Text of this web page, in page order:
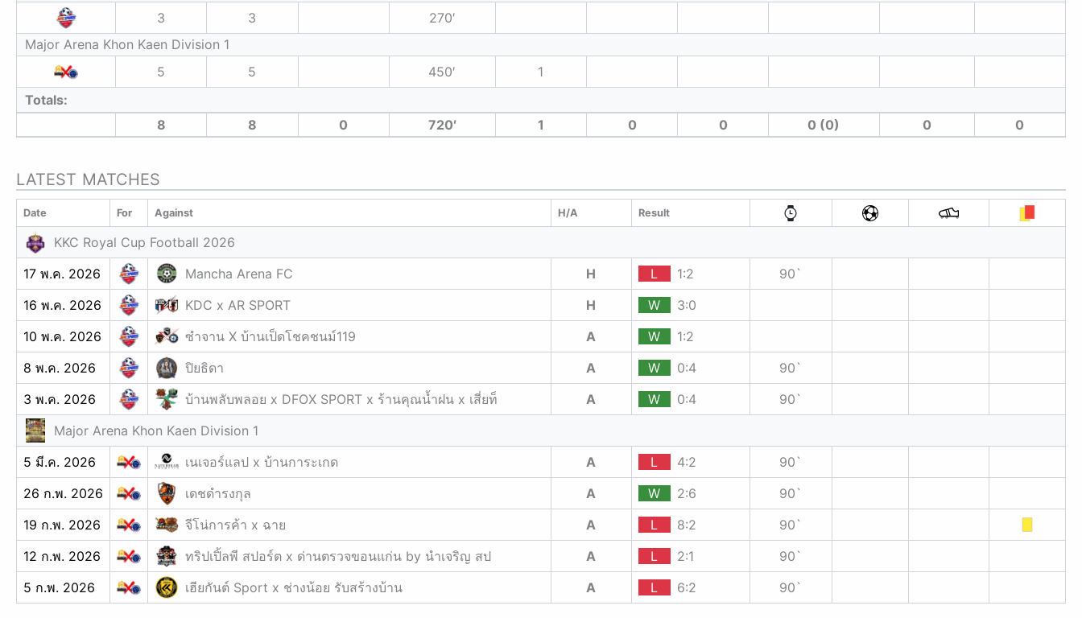
3
3
270′
Major Arena Khon Kaen Division 1
5
5 450′
1
Totals:
8
8 0 720′ 1 0 0 0 (0) 0 0
LATEST MATCHES
Date For Against H/A Result
KKC Royal Cup Football 2026
17 พ.ค. 2026
Mancha Arena FC H L 1:2
90`
16 พ.ค. 2026
KDC x AR SPORT H W
3:0
10 พ.ค. 2026
ซำจาน X บ้านเป็ดโชคชนม์119 A W
1:2
8 พ.ค. 2026
ปิยธิดา A W 0:4
90`
3 พ.ค. 2026
บ้านพลับพลอย x DFOX SPORT x ร้านคุณน้ำฝน x เสี่ยท็ A W 0:4
90`
Major Arena Khon Kaen Division 1
5 มี.ค. 2026
เนเจอร์แลป x บ้านการะเกด A L 4:2
90`
26 ก.พ. 2026
เดชดำรงกุล A W 2:6
90`
19 ก.พ. 2026
จีโน่การค้า x ฉาย A L 8:2
90`
12 ก.พ. 2026
ทริปเปิ้ลพี สปอร์ต x ด่านตรวจขอนแก่น by นำเจริญ สป A L 2:1
90`
5 ก.พ. 2026
เฮียกันต์ Sport x ช่างน้อย รับสร้างบ้าน A L 6:2 90`